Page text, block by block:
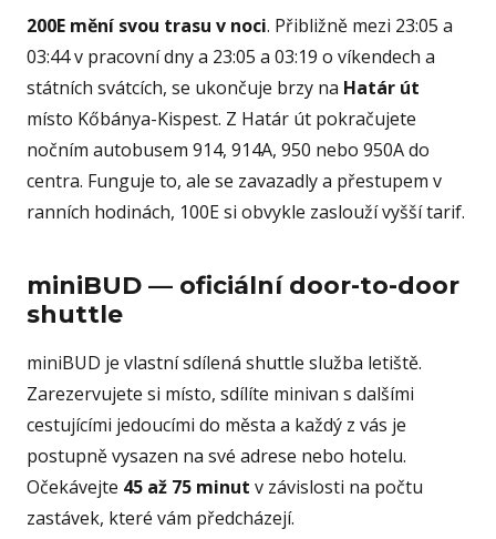
200E mění svou trasu v noci. Přibližně mezi 23:05 a
03:44 v pracovní dny a 23:05 a 03:19 o víkendech a
státních svátcích, se ukončuje brzy na Határ út
místo Kőbánya-Kispest. Z Határ út pokračujete
nočním autobusem 914, 914A, 950 nebo 950A do
centra. Funguje to, ale se zavazadly a přestupem v
ranních hodinách, 100E si obvykle zaslouží vyšší tarif.
miniBUD — oficiální door-to-door
shuttle
miniBUD je vlastní sdílená shuttle služba letiště.
Zarezervujete si místo, sdílíte minivan s dalšími
cestujícími jedoucími do města a každý z vás je
postupně vysazen na své adrese nebo hotelu.
Očekávejte 45 až 75 minut v závislosti na počtu
zastávek, které vám předcházejí.